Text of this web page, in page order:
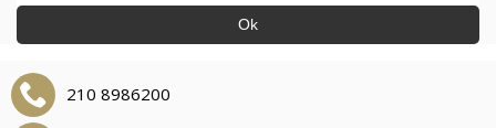
Ok
210 8986200